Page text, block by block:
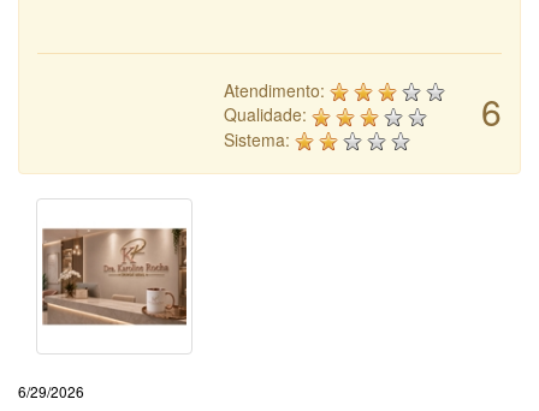
6
Atendimento:
Qualidade:
Sistema:
6/29/2026